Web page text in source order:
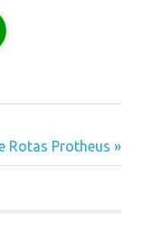
Rotas Protheus